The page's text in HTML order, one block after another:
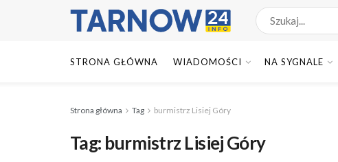
STRONA GŁÓWNA WIADOMOŚCI NA SYGNALE
Strona główna Tag burmistrz Lisiej Góry
Tag: burmistrz Lisiej Góry